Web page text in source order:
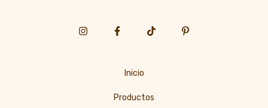
Inicio
Productos